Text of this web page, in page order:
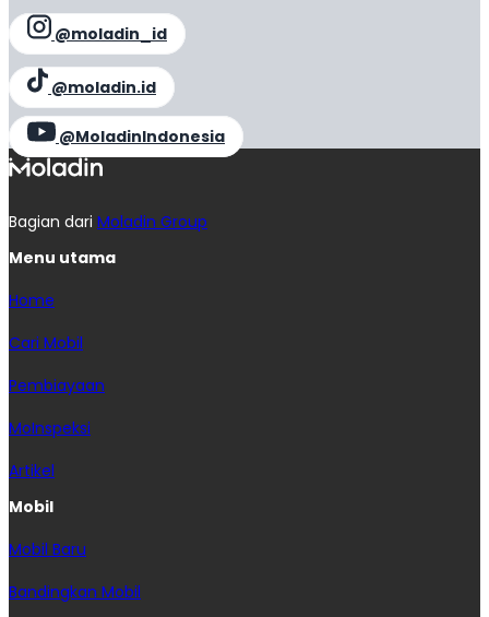
@moladin_id
@moladin.id
@MoladinIndonesia
Bagian dari Moladin Group
Menu utama
Home
Cari Mobil
Pembiayaan
MoInspeksi
Artikel
Mobil
Mobil Baru
Bandingkan Mobil